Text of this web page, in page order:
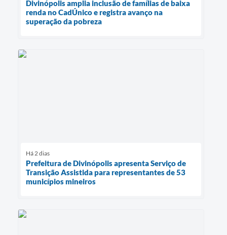
Divinópolis amplia inclusão de famílias de baixa
renda no CadÚnico e registra avanço na
superação da pobreza
Há 2 dias
Prefeitura de Divinópolis apresenta Serviço de
Transição Assistida para representantes de 53
municípios mineiros